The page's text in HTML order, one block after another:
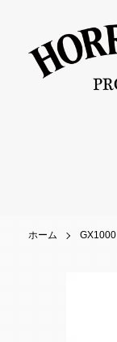
ホーム GX1000